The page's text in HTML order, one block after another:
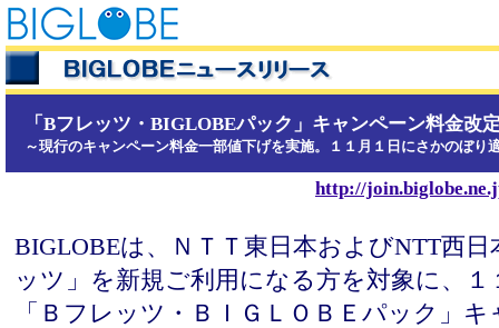
「Bフレッツ・BIGLOBEパック」キャンペーン料金改
～現行のキャンペーン料金一部値下げを実施。１１月１日にさかのぼり
http://
BIGLOBEは、ＮＴＴ東日本およびNTT西
ッツ」を新規ご利用になる方を対象に、
「Ｂフレッツ・ＢＩＧＬＯＢＥパック」